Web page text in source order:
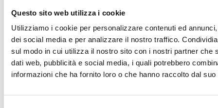
Questo sito web utilizza i cookie
Utilizziamo i cookie per personalizzare contenuti ed
dei social media e per analizzare il nostro traffico.
sul modo in cui utilizza il nostro sito con i nostri partner che
dati web, pubblicità e social media, i quali potrebbero
informazioni che ha fornito loro o che hanno raccolto dal
Aggiungi alla lista dei desideri